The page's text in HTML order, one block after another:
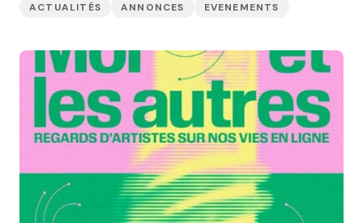
ACTUALITÉS ANNONCES EVENEMENTS